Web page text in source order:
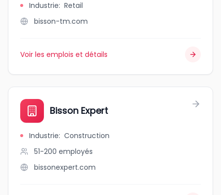
Industrie: Retail
bisson-tm.com
Voir les emplois et détails
Bisson Expert
Industrie: Construction
51-200 employés
bissonexpert.com